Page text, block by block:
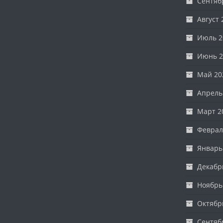
Август
Июль
Июнь
Май
Март